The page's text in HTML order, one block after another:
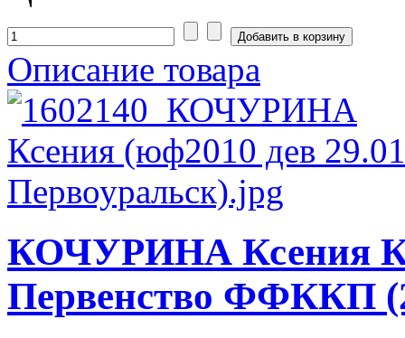
Описание товара
КОЧУРИНА Ксения
Первенство ФФККП